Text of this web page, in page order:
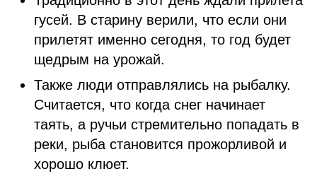
гусей. В старину верили, что если они
прилетят именно сегодня, то год будет
щедрым на урожай.
Также люди отправлялись на рыбалку.
Считается, что когда снег начинает
таять, а ручьи стремительно попадать в
реки, рыба становится прожорливой и
хорошо клюет.